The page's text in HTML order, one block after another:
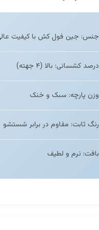
جنس: جین فول کش با کیفیت
درصد کشسانی: بالا (۴ جهته)
وزن پارچه: سبک و خنک
رنگ ثابت: مقاوم در برابر شستشو
بافت: نرم و لطیف